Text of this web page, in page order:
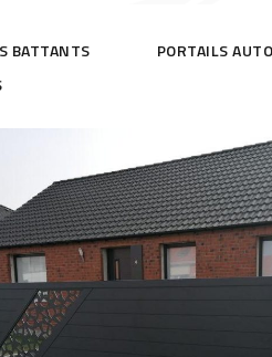
BATTANTS
PORTAILS
Portail coulissant magnolia avec